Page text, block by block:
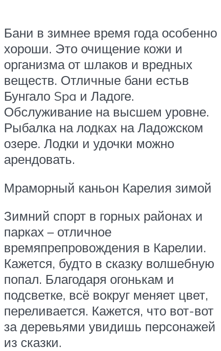
Бани в зимнее время года особенно
хороши. Это очищение кожи и
организма от шлаков и вредных
веществ. Отличные бани естьв
Бунгало Spa и Ладоге.
Обслуживание на высшем уровне.
Рыбалка на лодках на Ладожском
озере. Лодки и удочки можно
арендовать.
Мраморный каньон Карелия зимой
Зимний спорт в горных районах и
парках – отличное
времяпрепровождения в Карелии.
Кажется, будто в сказку волшебную
попал. Благодаря огонькам и
подсветке, всё вокруг меняет цвет,
переливается. Кажется, что вот-вот
за деревьями увидишь персонажей
из сказки.